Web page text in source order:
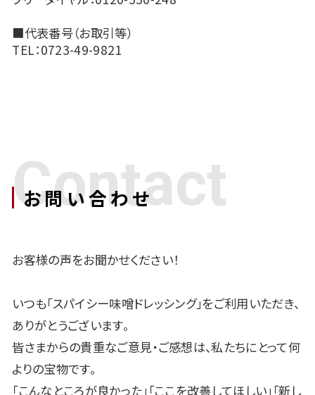
■代表番号（お取引等）
TEL：0723-49-9821
Contact
お問い合わせ
お客様の声をお聞かせください！
いつも「スパイシー味噌ドレッシング」をご利用いただき、
ありがとうございます。
皆さまからの貴重なご意見・ご感想は、私たちにとって何
よりの宝物です。
「こんなところが良かった」「ここを改善してほしい」「新し